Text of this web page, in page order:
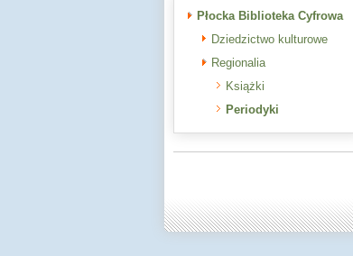
Płocka Biblioteka Cyfrowa
Dziedzictwo kulturowe
Regionalia
Książki
Periodyki